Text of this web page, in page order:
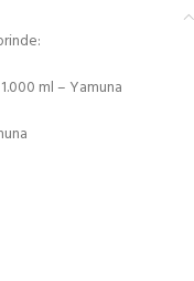
ml – Yamuna